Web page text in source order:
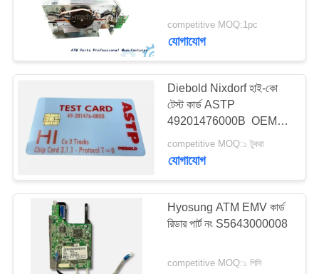
Hyosung এটিএম অংশ
ফুজিৎসু এটিএম পার্টস
competitive MOQ:1pc
যোগাযোগ
Diebold Nixdorf হাই-কো
টেস্ট কার্ড ASTP
49201476000B ️ OEM
চৌম্বকীয় স্ট্রিপ কার্ড
competitive MOQ:১ টুকরা
যোগাযোগ
Hyosung ATM EMV কার্ড
রিডার পার্ট নং S5643000008
competitive MOQ:১ পিসি